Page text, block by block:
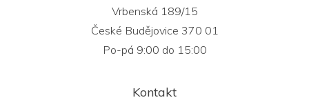
Vrbenská 189/15
České Budějovice 370 01
Po-pá 9:00 do 15:00
Kontakt